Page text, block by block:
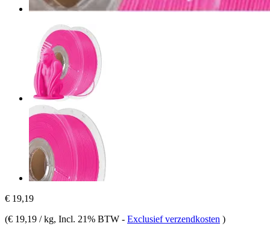
€ 19,19
(€ 19,19 / kg, Incl. 21% BTW - Exclusief verzendkosten )